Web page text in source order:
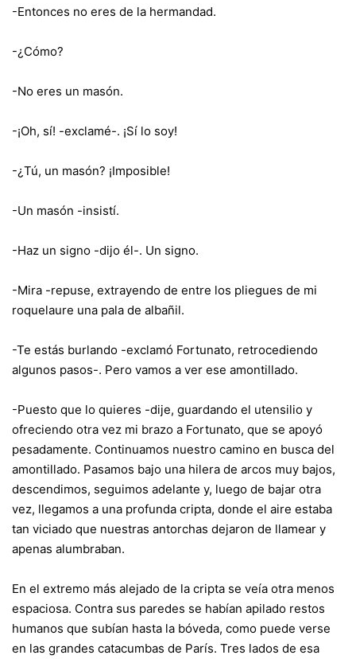
-Entonces no eres de la hermandad.
-¿Cómo?
-No eres un masón.
-¡Oh, sí! -exclamé-. ¡Sí lo soy!
-¿Tú, un masón? ¡Imposible!
-Un masón -insistí.
-Haz un signo -dijo él-. Un signo.
-Mira -repuse, extrayendo de entre los pliegues de mi
roquelaure una pala de albañil.
-Te estás burlando -exclamó Fortunato, retrocediendo
algunos pasos-. Pero vamos a ver ese amontillado.
-Puesto que lo quieres -dije, guardando el utensilio y
ofreciendo otra vez mi brazo a Fortunato, que se apoyó
pesadamente. Continuamos nuestro camino en busca del
amontillado. Pasamos bajo una hilera de arcos muy bajos,
descendimos, seguimos adelante y, luego de bajar otra
vez, llegamos a una profunda cripta, donde el aire estaba
tan viciado que nuestras antorchas dejaron de llamear y
apenas alumbraban.
En el extremo más alejado de la cripta se veía otra menos
espaciosa. Contra sus paredes se habían apilado restos
humanos que subían hasta la bóveda, como puede verse
en las grandes catacumbas de París. Tres lados de esa